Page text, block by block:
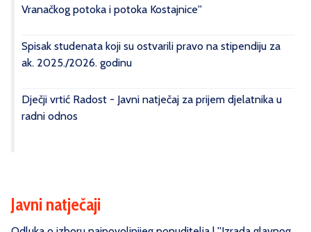
Vranačkog potoka i potoka Kostajnice''
Spisak studenata koji su ostvarili pravo na stipendiju za
ak. 2025./2026. godinu
Dječji vrtić Radost - Javni natječaj za prijem djelatnika u
radni odnos
Javni natječaji